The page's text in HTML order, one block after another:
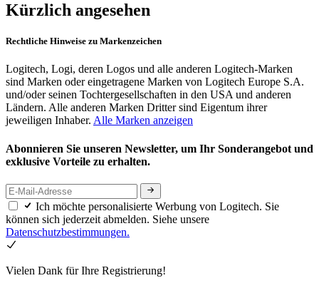
Kürzlich angesehen
Rechtliche Hinweise zu Markenzeichen
Logitech, Logi, deren Logos und alle anderen Logitech-Marken
sind Marken oder eingetragene Marken von Logitech Europe S.A.
und/oder seinen Tochtergesellschaften in den USA und anderen
Ländern. Alle anderen Marken Dritter sind Eigentum ihrer
jeweiligen Inhaber. Alle Marken anzeigen
Abonnieren Sie unseren Newsletter, um Ihr Sonderangebot und
exklusive Vorteile zu erhalten.
Ich möchte personalisierte Werbung von Logitech. Sie
können sich jederzeit abmelden. Siehe unsere
Datenschutzbestimmungen.
Vielen Dank für Ihre Registrierung!